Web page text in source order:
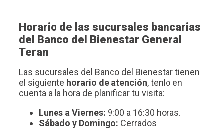
Horario de las sucursales bancarias
del Banco del Bienestar General
Teran
Las sucursales del Banco del Bienestar tienen
el siguiente horario de atención, tenlo en
cuenta a la hora de planificar tu visita:
Lunes a Viernes: 9:00 a 16:30 horas.
Sábado y Domingo: Cerrados